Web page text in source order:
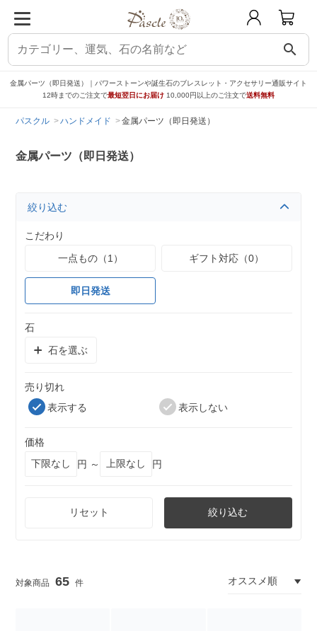
search
金属パーツ（即日発送）｜パワーストーンや誕生石のブレスレット・アクセサリー通販サイト
12時までのご注文で最短翌日にお届け 10,000円以上のご注文で送料無料
パスクル ハンドメイド 金属パーツ（即日発送）
金属パーツ（即日発送）
絞り込む
こだわり
一点もの（1）
ギフト対応（0）
即日発送
石
石を選ぶ
売り切れ
表示する
表示しない
価格
円 ～
円
リセット 絞り込む
65